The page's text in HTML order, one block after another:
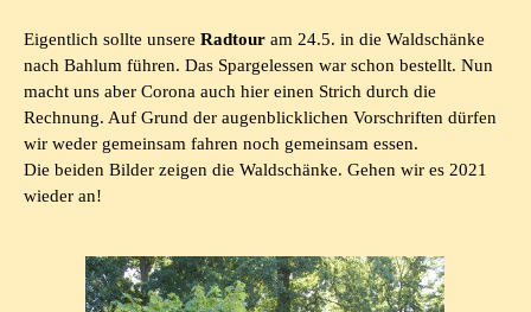
Eigentlich sollte unsere Radtour am 24.5. in die Waldschänke
nach Bahlum führen. Das Spargelessen war schon bestellt. Nun
macht uns aber Corona auch hier einen Strich durch die
Rechnung. Auf Grund der augenblicklichen Vorschriften dürfen
wir weder gemeinsam fahren noch gemeinsam essen.
Die beiden Bilder zeigen die Waldschänke. Gehen wir es 2021
wieder an!